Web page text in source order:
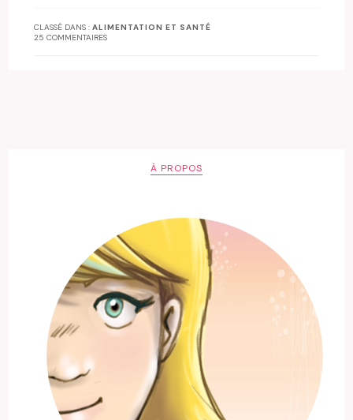
CLASSÉ DANS :ALIMENTATION ET SANTÉ
25 COMMENTAIRES
À PROPOS